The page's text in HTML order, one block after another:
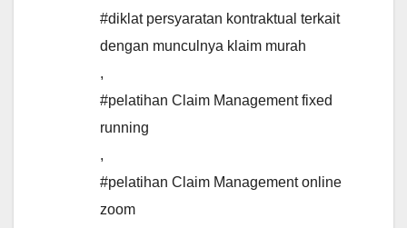
#diklat persyaratan kontraktual terkait
dengan munculnya klaim murah
,
#pelatihan Claim Management fixed
running
,
#pelatihan Claim Management online
zoom